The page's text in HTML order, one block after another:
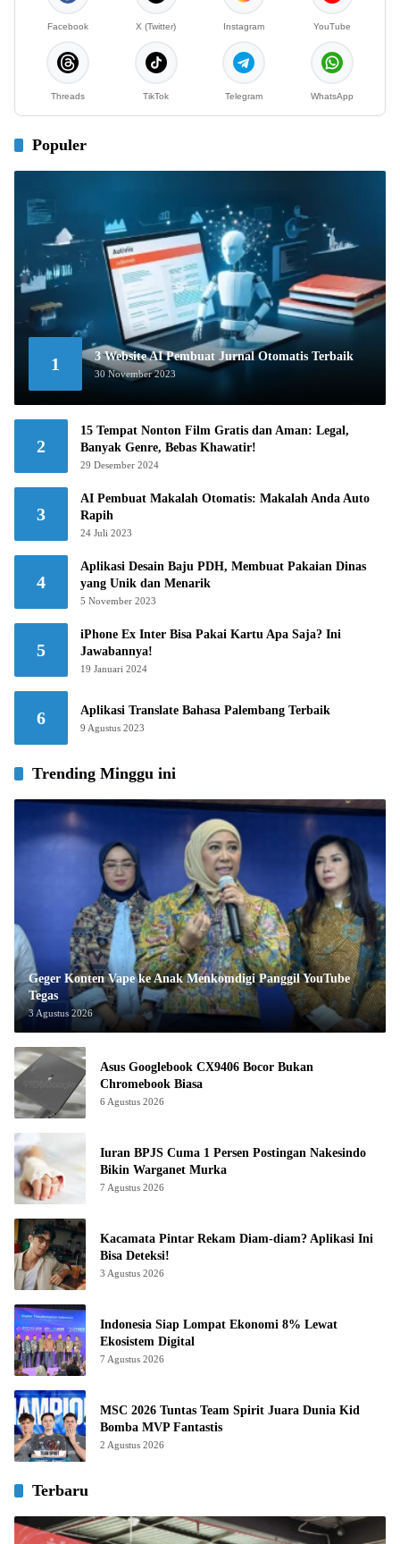
Facebook X (Twitter) Instagram YouTube
Threads TikTok Telegram WhatsApp
Populer
1 3 Website AI Pembuat Jurnal Otomatis Terbaik
30 November 2023
2
15 Tempat Nonton Film Gratis dan Aman: Legal,
Banyak Genre, Bebas Khawatir!
29 Desember 2024
3
AI Pembuat Makalah Otomatis: Makalah Anda Auto
Rapih
24 Juli 2023
4
Aplikasi Desain Baju PDH, Membuat Pakaian Dinas
yang Unik dan Menarik
5 November 2023
5
iPhone Ex Inter Bisa Pakai Kartu Apa Saja? Ini
Jawabannya!
19 Januari 2024
6 Aplikasi Translate Bahasa Palembang Terbaik
9 Agustus 2023
Trending Minggu ini
Geger Konten Vape ke Anak Menkomdigi Panggil YouTube
Tegas
3 Agustus 2026
Asus Googlebook CX9406 Bocor Bukan
Chromebook Biasa
6 Agustus 2026
Iuran BPJS Cuma 1 Persen Postingan Nakesindo
Bikin Warganet Murka
7 Agustus 2026
Kacamata Pintar Rekam Diam-diam? Aplikasi Ini
Bisa Deteksi!
3 Agustus 2026
Indonesia Siap Lompat Ekonomi 8% Lewat
Ekosistem Digital
7 Agustus 2026
MSC 2026 Tuntas Team Spirit Juara Dunia Kid
Bomba MVP Fantastis
2 Agustus 2026
Terbaru